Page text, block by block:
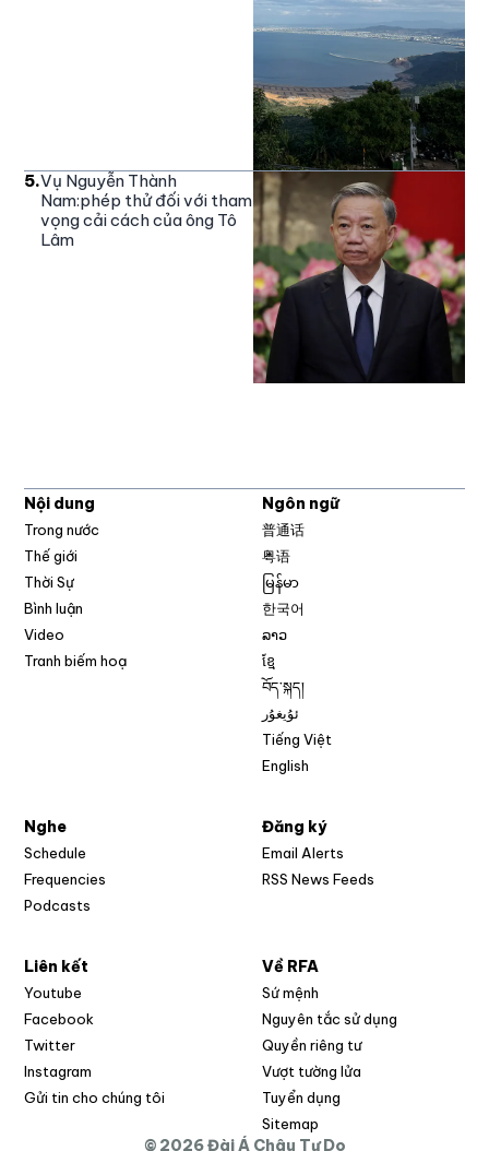
5.Vụ Nguyễn Thành
Nam:phép thử đối với tham
vọng cải cách của ông Tô
Lâm
Nội dung
Trong nước
Thế giới
Thời Sự
Bình luận
Video
Tranh biếm hoạ
Ngôn ngữ
普通话
粤语
မြန်မာ
한국어
ລາວ
ខ្មែ
བོད་སྐད།
ئۇيغۇر
Tiếng Việt
English
Nghe
Schedule
Frequencies
Podcasts
Đăng ký
Email Alerts
RSS News Feeds
Liên kết
Youtube
Facebook
Twitter
Instagram
Gửi tin cho chúng tôi
Về RFA
Sứ mệnh
Nguyên tắc sử dụng
Quyền riêng tư
Vượt tường lửa
Tuyển dụng
Sitemap
© 2026 Đài Á Châu Tự Do